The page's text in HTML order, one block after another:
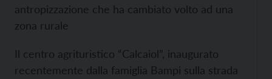
antropizzazione che ha cambiato volto ad una
zona rurale
Il centro agrituristico “Calcaiol”, inaugurato
recentemente dalla famiglia Bampi sulla strada